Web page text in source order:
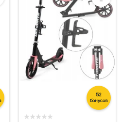
52
бонусов
★★★★★